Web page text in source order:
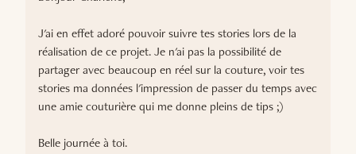
J'ai en effet adoré pouvoir suivre tes stories lors de la
réalisation de ce projet. Je n'ai pas la possibilité de
partager avec beaucoup en réel sur la couture, voir tes
stories ma données l'impression de passer du temps avec
une amie couturière qui me donne pleins de tips ;)
Belle journée à toi.